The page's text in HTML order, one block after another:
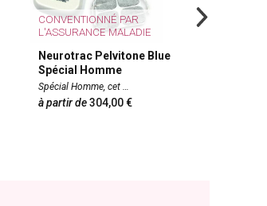
CONVENTIONNÉ PAR
L'ASSURANCE MALADIE
Neurotrac Pelvitone Blue
Spécial Homme
Spécial Homme, cet
à partir de304,00